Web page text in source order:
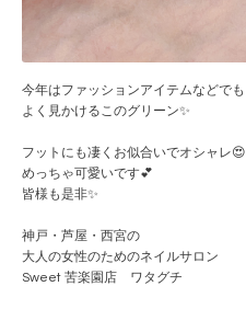
今年はファッションアイテムなどでも
よく見かけるこのグリーン✨
フットにも凄くお似合いでオシャレ😍
めっちゃ可愛いです💕
皆様も是非✨
神戸・芦屋・西宮の
大人の女性のためのネイルサロン
Sweet 苦楽園店 ワタグチ